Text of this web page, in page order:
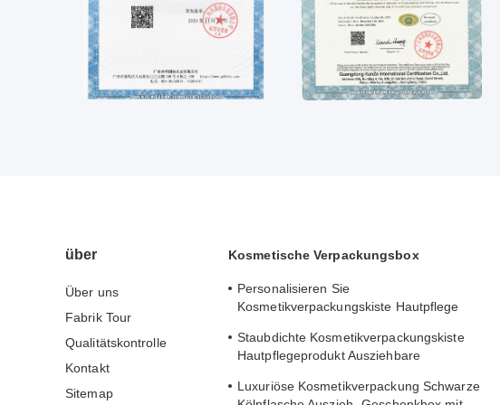
über
Über uns
Fabrik Tour
Qualitätskontrolle
Kontakt
Sitemap
Kosmetische Verpackungsbox
Personalisieren Sie
Kosmetikverpackungskiste Hautpflege
Cover
Staubdichte Kosmetikverpackungskiste
Hautpflegeprodukt Ausziehbare
Luxuriöse Kosmetikverpackung Schwarze